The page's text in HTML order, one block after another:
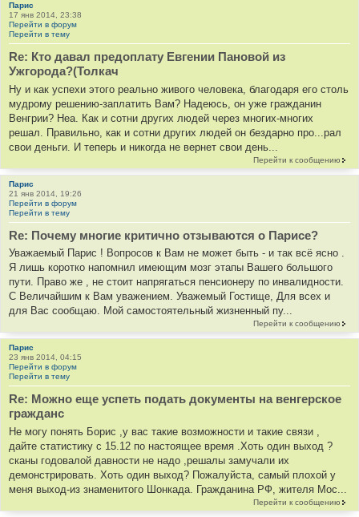
Парис
17 янв 2014, 23:38
Перейти в форум
Перейти в тему
Re: Кто давал предоплату Евгении Пановой из
Ужгорода?(Толкач
Ну и как успехи этого реально живого человека, благодаря его столь
мудрому решению-заплатить Вам? Надеюсь, он уже гражданин
Венгрии? Неа. Как и сотни других людей через многих-многих
решал. Правильно, как и сотни других людей он бездарно про...рал
свои деньги. И теперь и никогда не вернет свои день...
Перейти к сообщению
Парис
21 янв 2014, 19:26
Перейти в форум
Перейти в тему
Re: Почему многие критично отзываются о Парисе?
Уважаемый Парис ! Вопросов к Вам не может быть - и так всё ясно .
Я лишь коротко напомнил имеющим мозг этапы Вашего большого
пути. Право же , не стоит напрягаться пенсионеру по инвалидности.
С Величайшим к Вам уважением. Уважемый Гостище, Для всех и
для Вас сообщаю. Мой самостоятельный жизненный пу...
Перейти к сообщению
Парис
23 янв 2014, 04:15
Перейти в форум
Перейти в тему
Re: Можно еще успеть подать документы на венгерское
гражданс
Не могу понять Борис ,у вас такие возможности и такие связи ,
дайте статистику с 15.12 по настоящее время .Хоть один выход ?
сканы годовалой давности не надо ,решалы замучали их
демонстрировать. Хоть один выход? Пожалуйста, самый плохой у
меня выход-из знаменитого Шонкада. Гражданина РФ, жителя Мос...
Перейти к сообщению